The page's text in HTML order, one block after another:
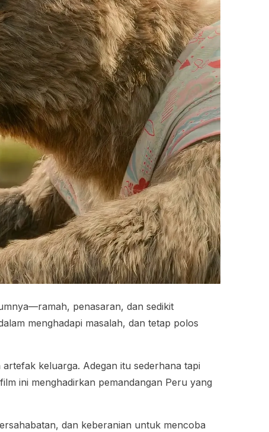
penasaran, dan sedikit
menghadapi masalah, dan tetap polos
keluarga. Adegan itu sederhana tapi
ini menghadirkan pemandangan Peru yang
dan keberanian untuk mencoba